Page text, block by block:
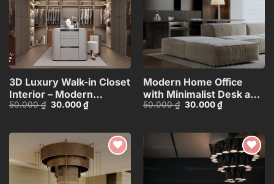
3D Luxury Walk-in Closet
Interior – Modern
Dressing Room
50.000₫ Giá
30.000₫Giá
hiện
30.000 ₫.
Modern Home Office
with Minimalist Desk and
Modular Sofa – 3D
50.000₫ Giá
30.000₫Giá
hiện
30.000 ₫.
wishlist
Add to
wishlist